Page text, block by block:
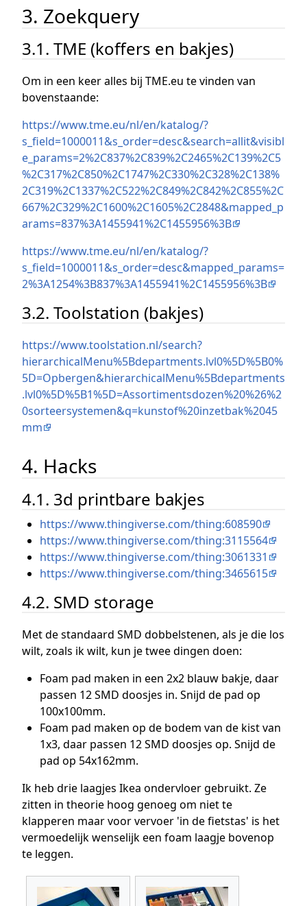
3. Zoekquery
3.1. TME (koffers en bakjes)
Om in een keer alles bij TME.eu te vinden van
bovenstaande:
https://www.tme.eu/nl/en/katalog/?
s_field=1000011&s_order=desc&search=allit&visibl
e_params=2%2C837%2C839%2C2465%2C139%2C5
%2C317%2C850%2C1747%2C330%2C328%2C138%
2C319%2C1337%2C522%2C849%2C842%2C855%2C
667%2C329%2C1600%2C1605%2C2848&mapped_p
arams=837%3A1455941%2C1455956%3B
https://www.tme.eu/nl/en/katalog/?
s_field=1000011&s_order=desc&mapped_params=
2%3A1254%3B837%3A1455941%2C1455956%3B
3.2. Toolstation (bakjes)
https://www.toolstation.nl/search?
hierarchicalMenu%5Bdepartments.lvl0%5D%5B0%
5D=Opbergen&hierarchicalMenu%5Bdepartments
.lvl0%5D%5B1%5D=Assortimentsdozen%20%26%2
0sorteersystemen&q=kunstof%20inzetbak%2045
mm
4. Hacks
4.1. 3d printbare bakjes
https://www.thingiverse.com/thing:608590
https://www.thingiverse.com/thing:3115564
https://www.thingiverse.com/thing:3061331
https://www.thingiverse.com/thing:3465615
4.2. SMD storage
Met de standaard SMD dobbelstenen, als je die los
wilt, zoals ik wilt, kun je twee dingen doen:
Foam pad maken in een 2x2 blauw bakje, daar
passen 12 SMD doosjes in. Snijd de pad op
100x100mm.
Foam pad maken op de bodem van de kist van
1x3, daar passen 12 SMD doosjes op. Snijd de
pad op 54x162mm.
Ik heb drie laagjes Ikea ondervloer gebruikt. Ze
zitten in theorie hoog genoeg om niet te
klapperen maar voor vervoer 'in de fietstas' is het
vermoedelijk wenselijk een foam laagje bovenop
te leggen.